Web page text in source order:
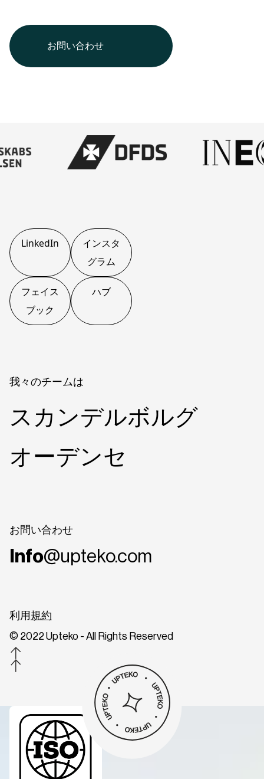
お問い合わせ
LinkedIn
インスタ
グラム
フェイス
ブック
ハブ
我々のチームは
スカンデルボルグ
オーデンセ
お問い合わせ
Info@upteko.com
利用 規約
© 2022 Upteko - All Rights Reserved